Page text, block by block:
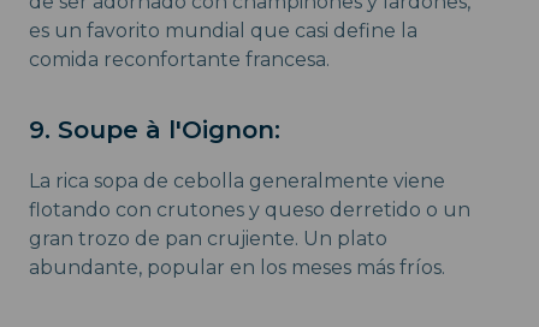
es un favorito mundial que casi define la
comida reconfortante francesa.
9. Soupe à l'Oignon:
La rica sopa de cebolla generalmente viene
flotando con crutones y queso derretido o un
gran trozo de pan crujiente. Un plato
abundante, popular en los meses más fríos.